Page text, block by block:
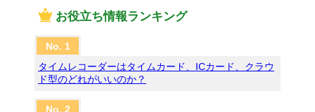
お役立ち情報ランキング
タイムレコーダーはタイムカード、ICカード、クラウ
ド型のどれがいいのか？